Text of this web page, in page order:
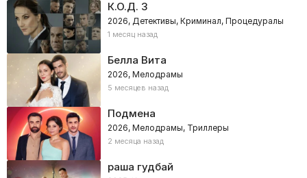
К.О.Д. 3
2026, Детективы, Криминал, Процедуралы
1 месяц назад
Белла Вита
2026, Мелодрамы
5 месяцев назад
Подмена
2026, Мелодрамы, Триллеры
2 месяца назад
раша гудбай